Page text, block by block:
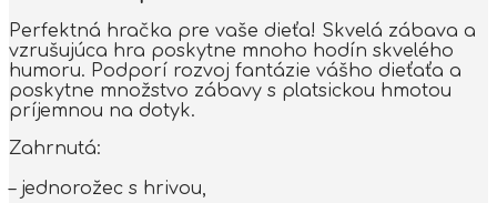
Perfektná hračka pre vaše dieťa! Skvelá zábava a
vzrušujúca hra poskytne mnoho hodín skvelého
humoru. Podporí rozvoj fantázie vášho dieťaťa a
poskytne množstvo zábavy s platsickou hmotou
príjemnou na dotyk.
Zahrnutá:
– jednorožec s hrivou,